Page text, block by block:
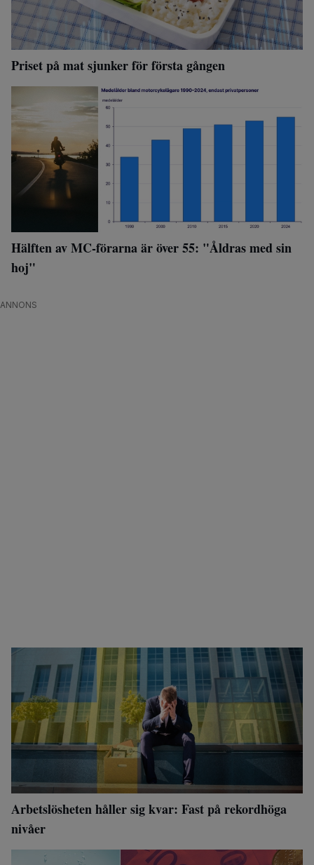
Priset på mat sjunker för första gången
Hälften av MC-förarna är över 55: "Åldras med sin
hoj"
ANNONS
Arbetslösheten håller sig kvar: Fast på rekordhöga
nivåer